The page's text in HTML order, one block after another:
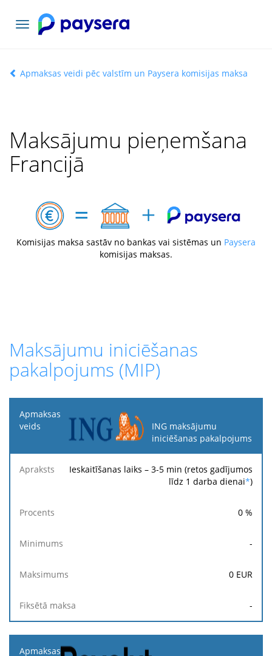
Pārslēgt
navigāciju
Apmaksas veidi pēc valstīm un Paysera komisijas maksa
Maksājumu pieņemšana
Francijā
Komisijas maksa sastāv no bankas vai sistēmas un Paysera
komisijas maksas.
Maksājumu iniciēšanas
pakalpojums (MIP)
Apmaksas
veids
ING maksājumu
iniciēšanas pakalpojums
Ieskaitīšanas laiks – 3-5 min (retos gadījumos
līdz 1 darba dienai*)
0 %
-
0 EUR
-